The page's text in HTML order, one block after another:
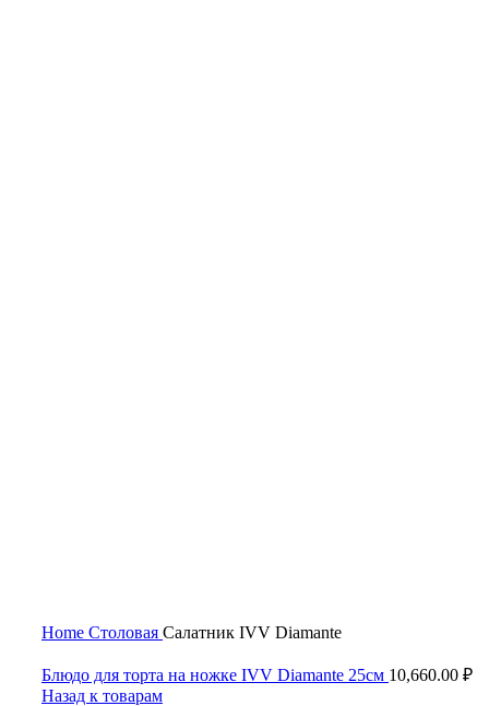
Home Столовая Салатник IVV Diamante
Блюдо для торта на ножке IVV Diamante 25см 10,660.00 ₽
Назад к товарам